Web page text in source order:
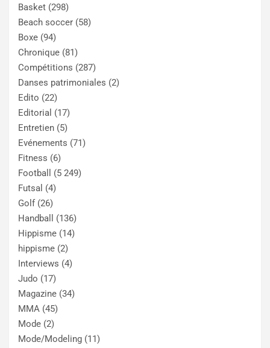
Basket (298)
Beach soccer (58)
Boxe (94)
Chronique (81)
Compétitions (287)
Danses patrimoniales (2)
Edito (22)
Editorial (17)
Entretien (5)
Evénements (71)
Fitness (6)
Football
(5 249)
Futsal (4)
Golf(26)
Handball
(136)
Hippisme (14)
hippisme (2)
Interviews (4)
Judo (17)
Magazine (34)
MMA (45)
Mode (2)
Mode/Modeling (11)